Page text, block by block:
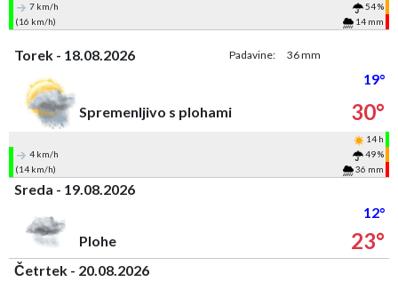
7 km/h
54 %
(16 km/h)
14 mm
Torek - 18.08.2026 Padavine: 36 mm
19°
Spremenljivo s plohami
30°
14 h
4 km/h
49 %
(14 km/h)
36 mm
Sreda - 19.08.2026
12°
Plohe
23°
Četrtek - 20.08.2026